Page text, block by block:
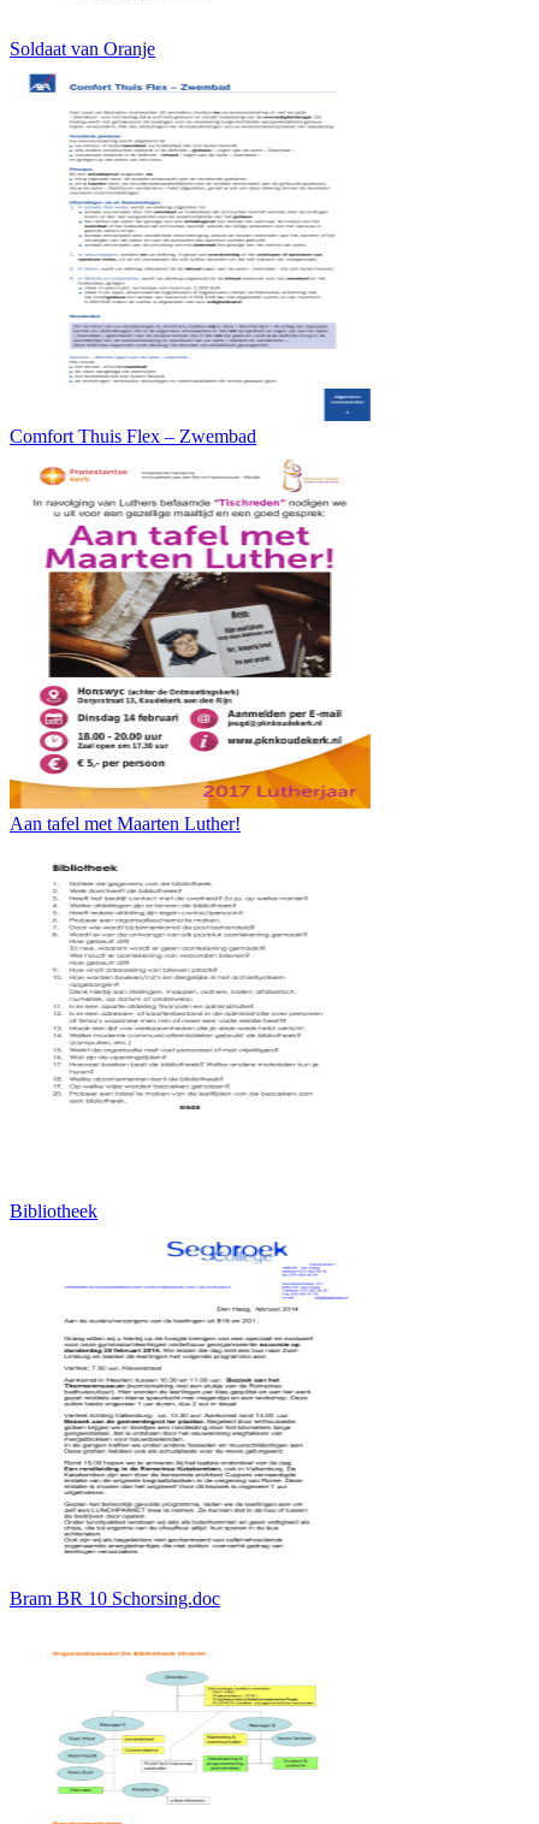
Soldaat van Oranje
Comfort Thuis Flex – Zwembad
Aan tafel met Maarten Luther!
Bibliotheek
Bram BR 10 Schorsing.doc